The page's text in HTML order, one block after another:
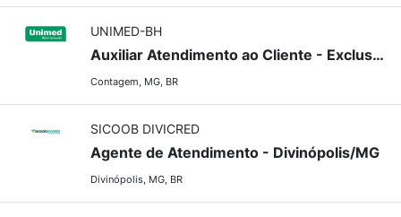
UNIMED-BH
Auxiliar Atendimento ao Cliente - Exclusiva para Pessoas com Deficiência
Contagem, MG, BR
SICOOB DIVICRED
Agente de Atendimento - Divinópolis/MG
Divinópolis, MG, BR